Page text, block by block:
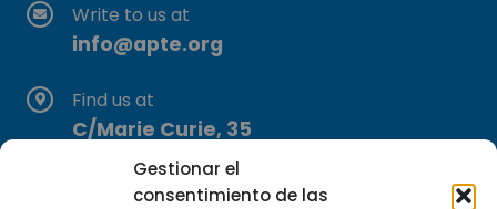
Gestionar el
consentimiento de las
Write to us at
info@apte.org
Find us at
C/Marie Curie, 35
29590 Campanillas, Málaga